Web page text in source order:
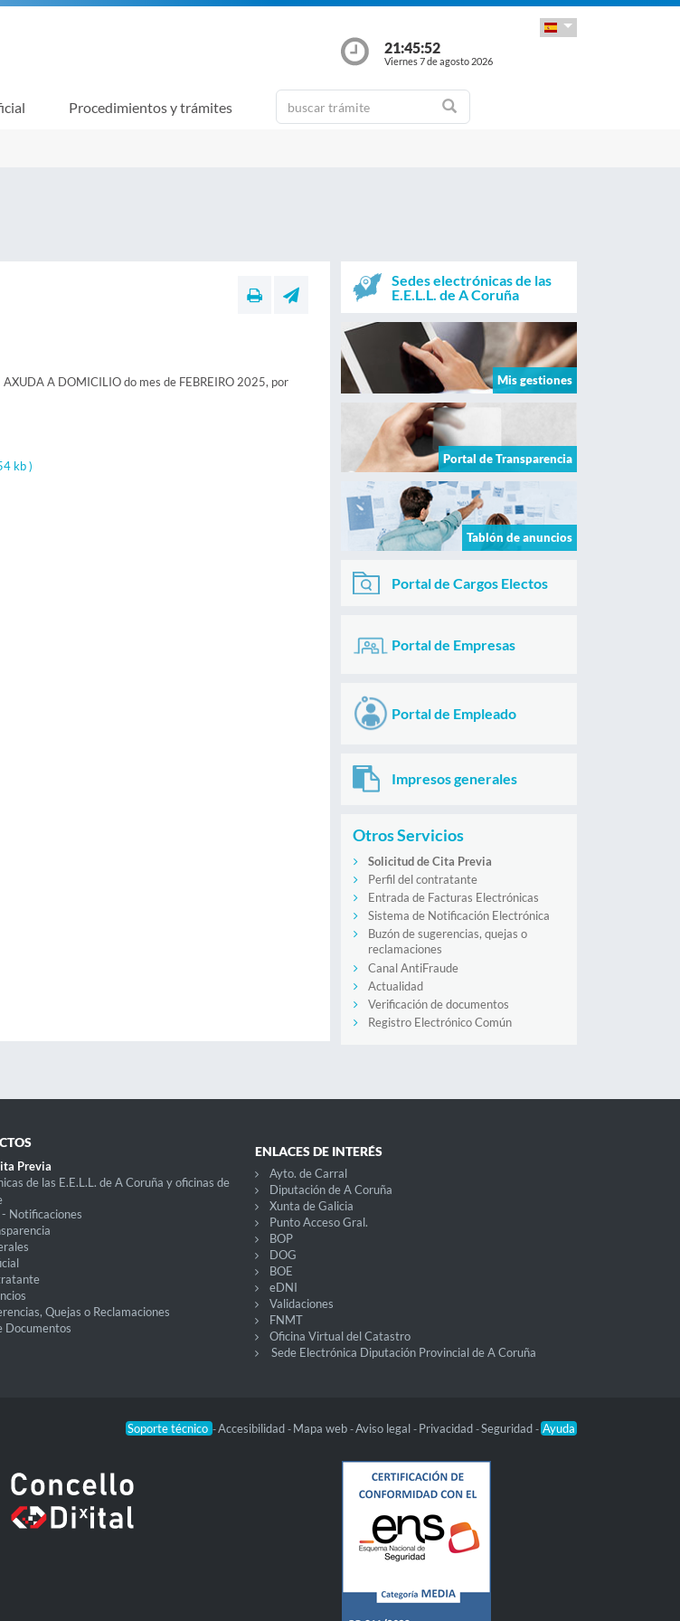
21:45:53
Viernes 7 de agosto 2026
Procedimientos y trámites
A DOMICILIO do mes de FEBREIRO 2025, por
kb )
Sedes electrónicas de las
E.E.L.L. de A Coruña
Mis gestiones
Portal de Transparencia
Tablón de anuncios
Portal de Cargos Electos
Portal de Empresas
Portal de Empleado
Impresos generales
Otros Servicios
Solicitud de Cita Previa
Perfil del contratante
Entrada de Facturas Electrónicas
Sistema de Notificación Electrónica
Buzón de sugerencias, quejas o
reclamaciones
Canal AntiFraude
Actualidad
Verificación de documentos
Registro Electrónico Común
Previa
de las E.E.L.L. de A Coruña y oficinas de
Notificaciones
Quejas o Reclamaciones
Documentos
ENLACES DE INTERÉS
Ayto. de Carral
Diputación de A Coruña
Xunta de Galicia
Punto Acceso Gral.
BOP
DOG
BOE
eDNI
Validaciones
FNMT
Oficina Virtual del Catastro
Sede Electrónica Diputación Provincial de A Coruña
Soporte técnico -Accesibilidad - Mapa web -Aviso legal - Privacidad -Seguridad - Ayuda